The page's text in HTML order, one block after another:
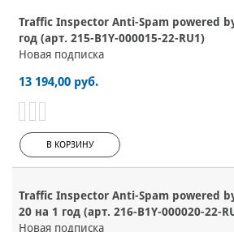
Traffic Inspector Anti-Spam powered
год (арт. 215-B1Y-000015-22-RU1)
Новая подписка
13 194,00 руб.
В КОРЗИНУ
Traffic Inspector Anti-Spam powered
20 на 1 год (арт. 216-B1Y-000020-22-
Новая подписка